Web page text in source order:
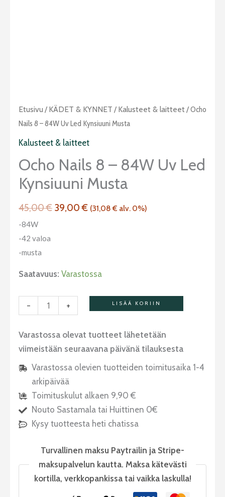
Etusivu / KÄDET & KYNNET / Kalusteet & laitteet/ Ocho
Nails 8 – 84W Uv Led Kynsiuuni Musta
Kalusteet & laitteet
Ocho Nails 8 – 84W Uv Led
Kynsiuuni Musta
45,00€
Alkuperäinen
hinta
oli:
39,00€
Nykyinen
hinta
on:
(31,08€ alv. 0%)
-84W
-42 valoa
-musta
Saatavuus: Varastossa
-
Ocho
Nails
8
84W
uv
led
kynsiuuni
musta
määrä
+ LISÄÄ KORIIN
Varastossa olevat tuotteet lähetetään
viimeistään seuraavana päivänä tilauksesta
Varastossa olevien tuotteiden toimitusaika 1-4
arkipäivää
Toimituskulut alkaen 9,90 €
Nouto Sastamala tai Huittinen 0€
Kysy tuotteesta heti chatissa
Turvallinen maksu Paytrailin ja Stripe-
maksupalvelun kautta. Maksa kätevästi
kortilla, verkkopankissa tai vaikka laskulla!